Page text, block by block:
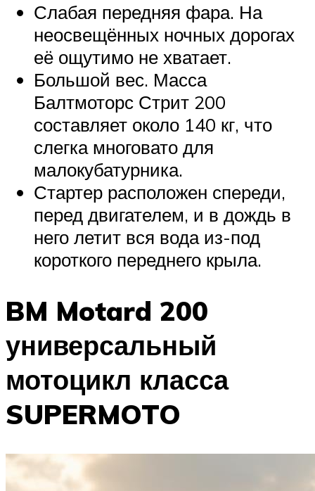
Слабая передняя фара. На
неосвещённых ночных дорогах
её ощутимо не хватает.
Большой вес. Масса
Балтмоторс Стрит 200
составляет около 140 кг, что
слегка многовато для
малокубатурника.
Стартер расположен спереди,
перед двигателем, и в дождь в
него летит вся вода из-под
короткого переднего крыла.
BM Motard 200
универсальный
мотоцикл класса
SUPERMOTO